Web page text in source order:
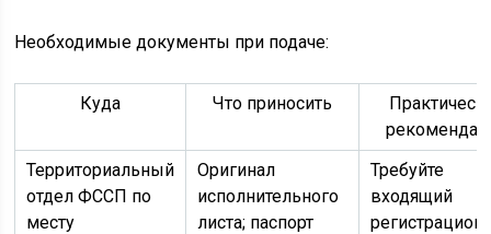
Необходимые документы при подаче:
Куда Что приносить
Территориальный
отдел ФССП по
месту
Оригинал
исполнительного
листа; паспорт
Требуйте
входящий